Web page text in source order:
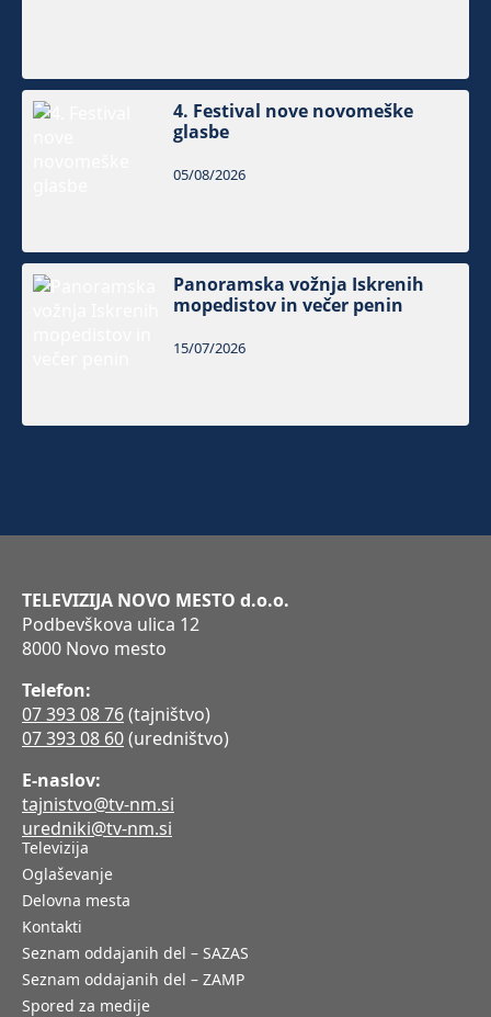
4. Festival nove novomeške
glasbe
05/08/2026
Panoramska vožnja Iskrenih
mopedistov in večer penin
15/07/2026
TELEVIZIJA NOVO MESTO d.o.o.
Podbevškova ulica 12
8000 Novo mesto
Telefon:
07 393 08 76(tajništvo)
07 393 08 60(uredništvo)
E-naslov:
tajnistvo@tv-nm.si
uredniki@tv-nm.si
Televizija
Oglaševanje
Delovna mesta
Kontakti
Seznam oddajanih del – SAZAS
Seznam oddajanih del – ZAMP
Spored za medije